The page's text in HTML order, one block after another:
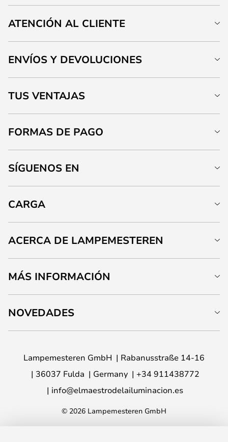
ATENCIÓN AL CLIENTE
ENVÍOS Y DEVOLUCIONES
TUS VENTAJAS
FORMAS DE PAGO
SÍGUENOS EN
CARGA
ACERCA DE LAMPEMESTEREN
MÁS INFORMACIÓN
NOVEDADES
Lampemesteren GmbH
Rabanusstraße 14-16
36037 Fulda
Germany
+34 911438772
info@elmaestrodelailuminacion.es
© 2026 Lampemesteren GmbH